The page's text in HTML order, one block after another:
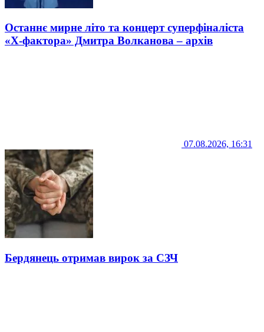
Останнє мирне літо та концерт суперфіналіста
«Х-фактора» Дмитра Волканова – архів
07.08.2026, 16:31
Бердянець отримав вирок за СЗЧ